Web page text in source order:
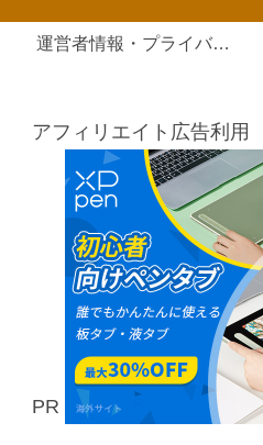
運営者情報・プライバシーポリシー
アフィリエイト広告利用
PR